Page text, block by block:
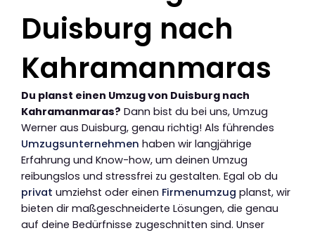
Duisburg nach
Kahramanmaras
Du planst einen Umzug von Duisburg nach
Kahramanmaras? Dann bist du bei uns, Umzug
Werner aus Duisburg, genau richtig! Als führendes
Umzugsunternehmen haben wir langjährige
Erfahrung und Know-how, um deinen Umzug
reibungslos und stressfrei zu gestalten. Egal ob du
privat umziehst oder einen Firmenumzug planst, wir
bieten dir maßgeschneiderte Lösungen, die genau
auf deine Bedürfnisse zugeschnitten sind. Unser